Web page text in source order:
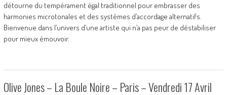
détourne du tempérament égal traditionnel pour embrasser des
harmonies microtonales et des systèmes d’accordage alternatifs.
Bienvenue dans l’univers d’une artiste qui n’a pas peur de déstabiliser
pour mieux émouvoir.
Olive Jones – La Boule Noire – Paris – Vendredi 17 Avril